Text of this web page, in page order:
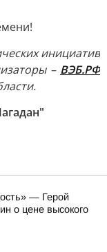
инициатив
– ВЭБ.РФ
— Герой
о цене высокого